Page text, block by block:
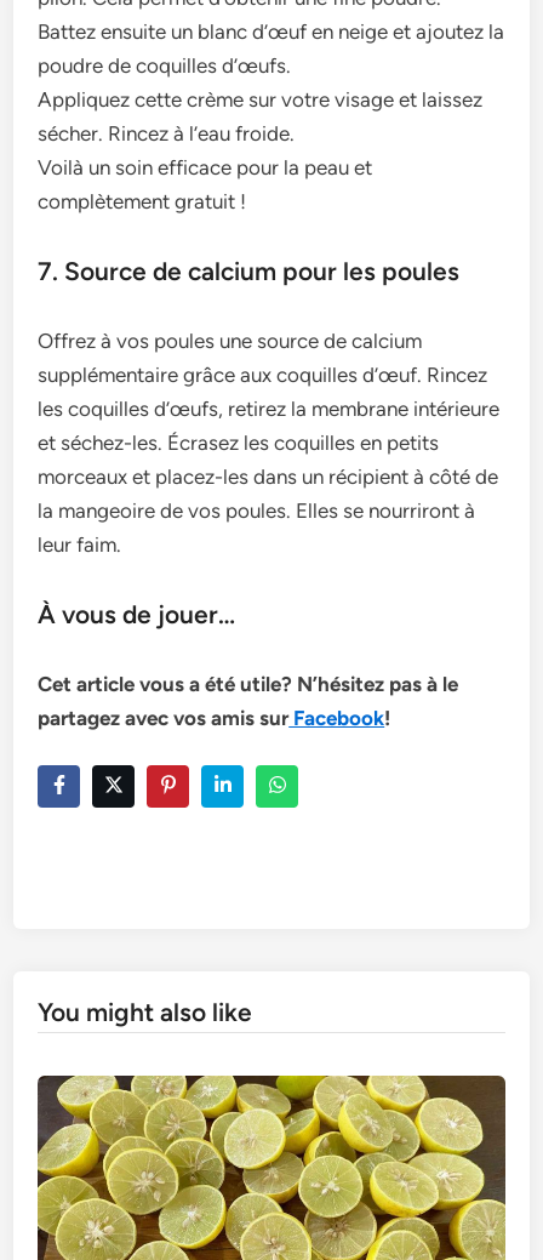
Battez ensuite un blanc d’œuf en neige et ajoutez la
poudre de coquilles d’œufs.
Appliquez cette crème sur votre visage et laissez
sécher. Rincez à l’eau froide.
Voilà un soin efficace pour la peau et
complètement gratuit !
7. Source de calcium pour les poules
Offrez à vos poules une source de calcium
supplémentaire grâce aux coquilles d’œuf. Rincez
les coquilles d’œufs, retirez la membrane intérieure
et séchez-les. Écrasez les coquilles en petits
morceaux et placez-les dans un récipient à côté de
la mangeoire de vos poules. Elles se nourriront à
leur faim.
À vous de jouer…
Cet article vous a été utile? N’hésitez pas à le
partagez avec vos amis surFacebook!
You might also like